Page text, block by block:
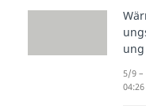
ung
5/9 –
04:26